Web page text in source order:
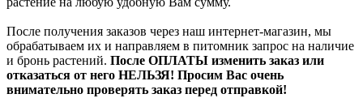
После получения заказов через наш интернет-магазин, мы
обрабатываем их и направляем в питомник запрос на наличие
и бронь растений. После ОПЛАТЫ изменить заказ или
отказаться от него НЕЛЬЗЯ! Просим Вас очень
внимательно проверять заказ перед отправкой!